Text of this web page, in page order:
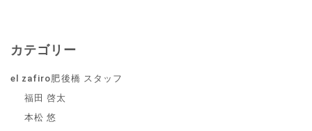
カテゴリー
el zafiro肥後橋 スタッフ
福田 啓太
本松 悠